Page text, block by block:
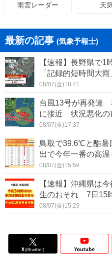
雨雲レーダー 天
最新の記事 (気象予報士)
【速報】長野県で
「記録的短時間大
08/07(金)18:41
台風13号が再発達
に接近 状況悪化の
08/07(金)17:37
鳥取で39.6℃と酷
出で今年一番の高温
08/07(金)15:59
【速報】沖縄県は
生のおそれ 7日15
08/07(金)15:29